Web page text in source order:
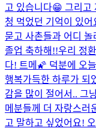
고 있습니다😁 그리고
청 먹었던 기억이 있
묻고 사촌들과 어디
졸업 축하해!!우리 정
다! 트메🌠 덕분에 오
행복가득한 하루가 되
감을 많이 절어서.. 그
메분들께 더 자랑스러
고 말하고 싶었어요!